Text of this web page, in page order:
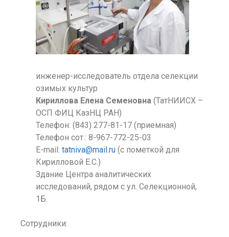
инженер-исследователь отдела селекции
озимых культур
Кириллова Елена Семеновна (ТатНИИСХ –
ОСП ФИЦ КазНЦ РАН)
Телефон: (843) 277-81-17 (приемная)
Телефон сот.: 8-967-772-25-03
E-mail: tatniva@mail.ru (с пометкой для
Кирилловой Е.С.)
Здание Центра аналитических
исследований, рядом с ул. Селекционной,
1Б.
Сотрудники: